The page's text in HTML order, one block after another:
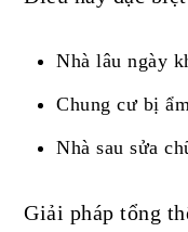
Nhà lâu ngày
Chung cư bị
Nhà sau sửa
Giải pháp tổng